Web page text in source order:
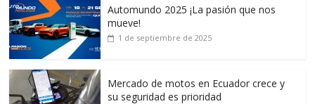
Automundo 2025 ¡La pasión que nos
mueve!
1 de septiembre de 2025
Mercado de motos en Ecuador crece y
su seguridad es prioridad